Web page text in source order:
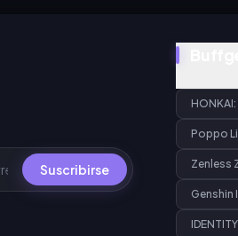
Suscribirse
HONKAI:
Poppo
Zenless
Genshin